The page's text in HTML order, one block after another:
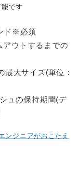
です
ド※必須
アウトするまでの
最大サイズ(単位：
ュの保持期間(デ
ンジニアがおこたえ